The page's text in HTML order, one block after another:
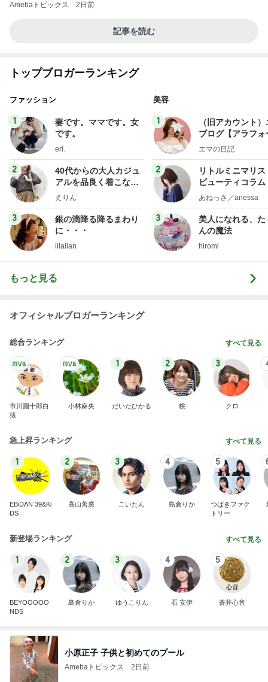
Amebaトピックス 2日前
記事を読む
トップブロガーランキング
ファッション
1
妻です。ママです。女
です。
eri.
2
40代からの大人カジュ
アルを品良く着こなす
ファッションブログ
えりん
3
銀の滴降る降るまわり
に・・・
illallan
美容
1
（旧アカウント
ブログ【アラフォ
社売却セカンドラ
エマの日記
2
リトルミニマリス
ビューティコラ
little
あねっさ／anessa
3
美人になれる、た
んの魔法
hiromi
もっと見る
オフィシャルブロガーランキング
総合ランキング すべて見る
市川團十郎白
猿
小林麻央
1
だいたひかる
2
桃
3
クロ
急上昇ランキング すべて見る
1
EBiDAN 39&Ki
DS
2
高山善廣
3
こいたん
4
島倉りか
5
つばきファク
トリー
新登場ランキング すべて見る
1
BEYOOOOO
NDS
2
島倉りか
3
ゆうこりん
4
石 安伊
5
蒼井心音
小原正子 子供と初めてのプール
Amebaトピックス 2日前